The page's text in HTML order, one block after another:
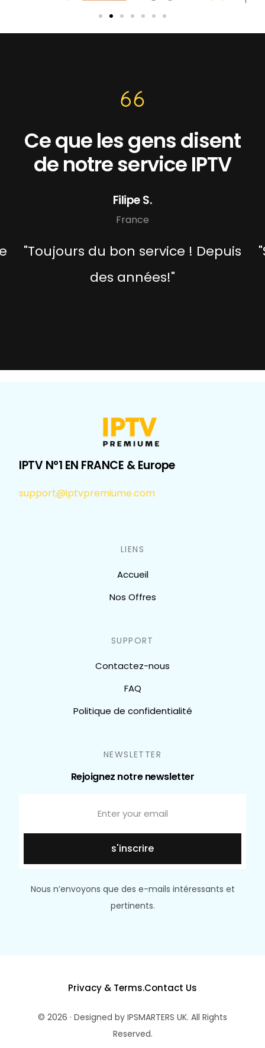
Ce que les gens disent
de notre service IPTV
Filipe S.
France
"Toujours du bon service ! Depuis
des années!"
IPTV N°1 EN FRANCE & Europe
support@iptvpremiume.com
LIENS
Accueil
Nos Offres
SUPPORT
Contactez-nous
FAQ
Politique de confidentialité
NEWSLETTER
Rejoignez notre newsletter
s'inscrire
Nous n’envoyons que des e-mails intéressants et
pertinents.
Privacy & Terms.Contact Us
© 2026 · Designed by IPSMARTERS UK. All Rights
Reserved.